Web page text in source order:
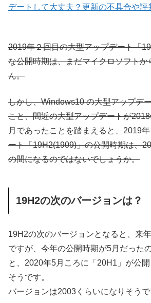
デートして大丈夫？更新の不具合や評
2019年２回目の大型アップデート「
な公開時期は、まだマイクロソフトか
ん。
しかし、Windows10 の大型アップデ
こと、間近の大型アップデートが
月であったことを踏まえると、2019
ート「19H2(1909)」の公開時期は、
の間になるのではないでしょうか。
19H2の次のバージョンは？
19H2の次のバージョンとなると、来
ですが、今年の公開時期が5月だった
と、2020年5月ころに「20H1」が公
そうです。
バージョンは2003くらいになりそうで